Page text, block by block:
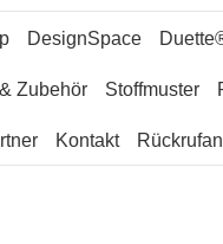
DesignSpace
Zubehör Stoffmuster
Kontakt